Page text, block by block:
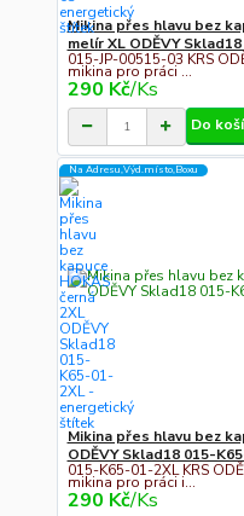
Mikina přes hlavu bez
melír XL ODĚVY
015-JP-00515-03 KRS
mikina pro práci ...
290 Kč/Ks
Do
Na Adresu,Výd.místo,Boxu
Mikina přes hlavu bez
ODĚVY Sklad18 015-
015-K65-01-2XL KRS
mikina pro práci i...
290 Kč/Ks